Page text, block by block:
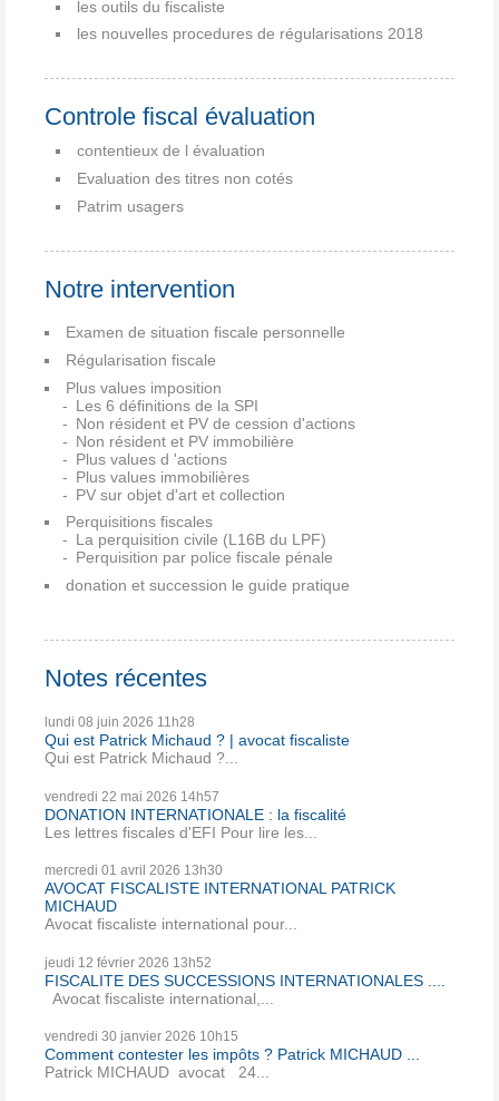
les outils du fiscaliste
les nouvelles procedures de régularisations 2018
Controle fiscal évaluation
contentieux de l évaluation
Evaluation des titres non cotés
Patrim usagers
Notre intervention
Examen de situation fiscale personnelle
Régularisation fiscale
Plus values imposition
Les 6 définitions de la SPI
Non résident et PV de cession d'actions
Non résident et PV immobilière
Plus values d 'actions
Plus values immobilières
PV sur objet d'art et collection
Perquisitions fiscales
La perquisition civile (L16B du LPF)
Perquisition par police fiscale pénale
donation et succession le guide pratique
Notes récentes
lundi 08 juin 2026 11h28
Qui est Patrick Michaud ? | avocat fiscaliste
Qui est Patrick Michaud ?...
vendredi 22 mai 2026 14h57
DONATION INTERNATIONALE : la fiscalité
Les lettres fiscales d'EFI Pour lire les...
mercredi 01 avril 2026 13h30
AVOCAT FISCALISTE INTERNATIONAL PATRICK
MICHAUD
Avocat fiscaliste international pour...
jeudi 12 février 2026 13h52
FISCALITE DES SUCCESSIONS INTERNATIONALES ....
Avocat fiscaliste international,...
vendredi 30 janvier 2026 10h15
Comment contester les impôts ? Patrick MICHAUD ...
Patrick MICHAUD avocat 24...